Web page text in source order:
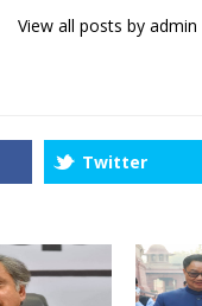
View all posts by admin
Twitter